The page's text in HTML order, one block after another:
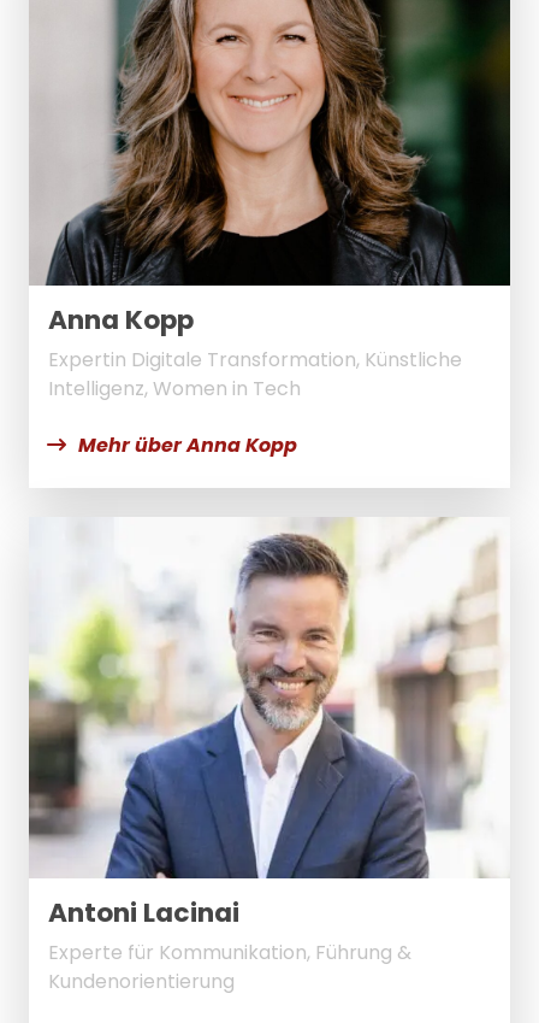
Anna Kopp
Expertin Digitale Transformation, Künstliche
Intelligenz, Women in Tech
Mehr über Anna Kopp
Antoni Lacinai
Experte für Kommunikation, Führung &
Kundenorientierung